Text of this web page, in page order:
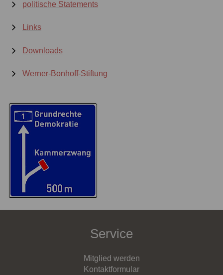
politische Statements
Links
Downloads
Werner-Bonhoff-Stiftung
Service
Mitglied werden
Kontaktformular